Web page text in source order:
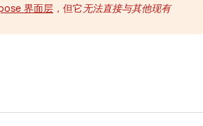
界面层 ，但它无法直接与其他现有